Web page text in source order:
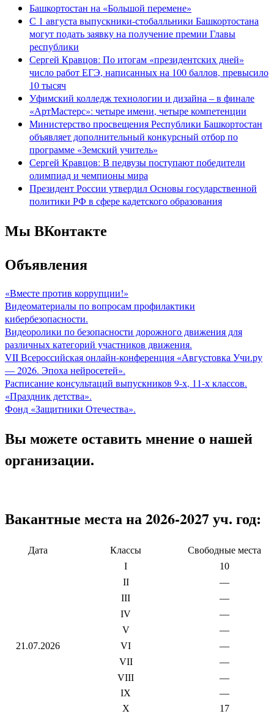
Башкортостан на «Большой перемене»
С 1 августа выпускники-стобалльники Башкортостана
могут подать заявку на получение премии Главы
республики
Сергей Кравцов: По итогам «президентских дней»
число работ ЕГЭ, написанных на 100 баллов, превысило
10 тысяч
Уфимский колледж технологии и дизайна – в финале
«АртМастерс»: четыре имени, четыре компетенции
Министерство просвещения Республики Башкортостан
объявляет дополнительный конкурсный отбор по
программе «Земский учитель»
Сергей Кравцов: В педвузы поступают победители
олимпиад и чемпионы мира
Президент России утвердил Основы государственной
политики РФ в сфере кадетского образования
Мы ВКонтакте
Объявления
«Вместе против коррупции!»
Видеоматериалы по вопросам профилактики
кибербезопасности.
Видеоролики по безопасности дорожного движения для
различных категорий участников движения.
VII Всероссийская онлайн-конференция «Августовка Учи.ру
— 2026. Эпоха нейросетей».
Расписание консультаций выпускников 9-х, 11-х классов.
«Праздник детства».
Фонд «Защитники Отечества».
Вы можете оставить мнение о нашей
организации.
Вакантные места на 2026-2027 уч. год:
Дата Классы Свободные места
21.07.2026
I
10
II
—
III
—
IV
—
V
—
VI
—
VII
—
VIII
—
IX
—
X
17